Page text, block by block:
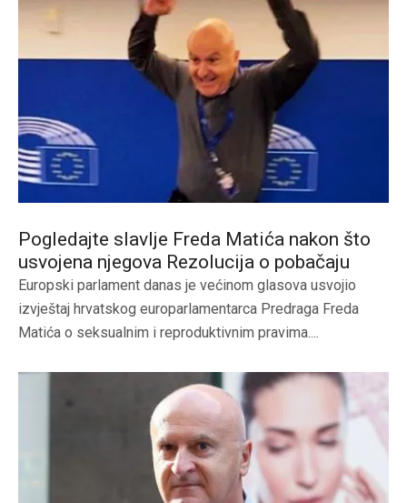
Pogledajte slavlje Freda Matića nakon što
usvojena njegova Rezolucija o pobačaju
Europski parlament danas je većinom glasova usvojio
izvještaj hrvatskog europarlamentarca Predraga Freda
Matića o seksualnim i reproduktivnim pravima....